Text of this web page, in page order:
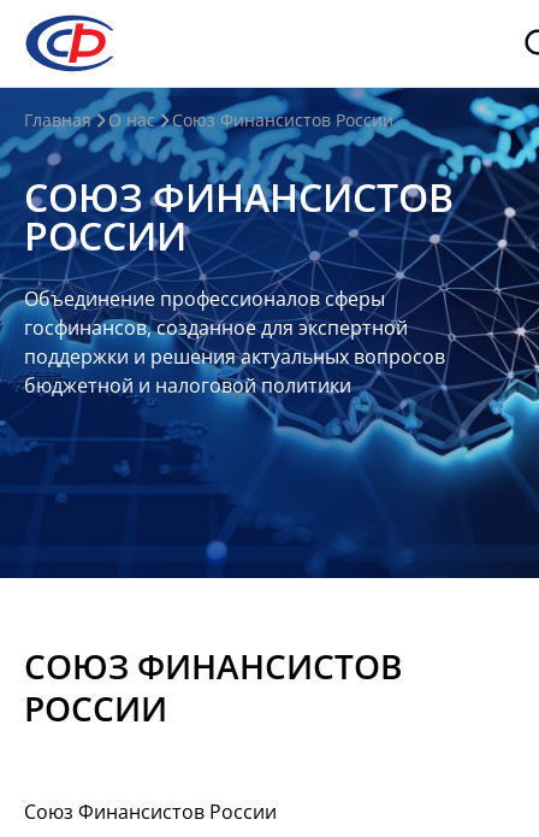
О
нас
О
СФР
Совет
Союза
Участники
Планы
отчеты
Контакты
Материалы
Главная О нас Союз Финансистов России
СОЮЗ ФИНАНСИСТОВ
РОССИИ
Объединение профессионалов сферы
госфинансов, созданное для экспертной
поддержки и решения актуальных вопросов
бюджетной и налоговой политики
СОЮЗ ФИНАНСИСТОВ
РОССИИ
Союз Финансистов России